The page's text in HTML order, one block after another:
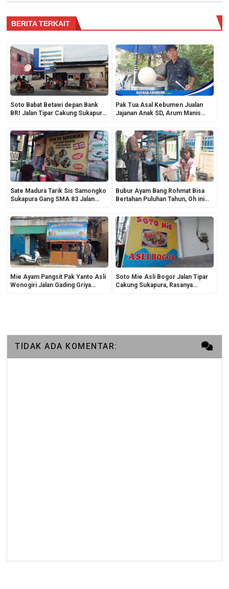
BERITA TERKAIT
Soto Babat Betawi depan Bank
BRI Jalan Tipar Cakung Sukapura
Nih!
Pak Tua Asal Kebumen Jualan
Jajanan Anak SD, Arum Manis
Sate Madura Tarik Sis Samongko
Sukapura Gang SMA 83 Jalan
Bubur Ayam Bang Rohmat Bisa
Bertahan Puluhan Tahun, Oh ini
Mie Ayam Pangsit Pak Yanto Asli
Wonogiri Jalan Gading Griya
Soto Mie Asli Bogor Jalan Tipar
Cakung Sukapura, Rasanya
TIDAK ADA KOMENTAR: